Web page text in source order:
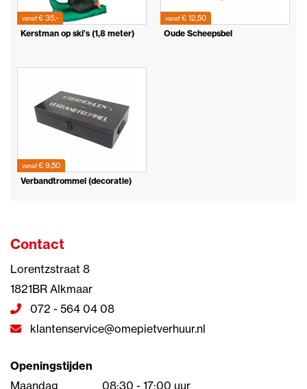
vanaf€ 35,-
Kerstman op ski’s (1,8 meter)
vanaf€ 12,50
Oude Scheepsbel
vanaf€ 9,50
Verbandtrommel (decoratie)
Contact
Lorentzstraat 8
1821BR Alkmaar
072 - 564 04 08
klantenservice@omepietverhuur.nl
Openingstijden
Maandag
08:30 - 17:00 uur